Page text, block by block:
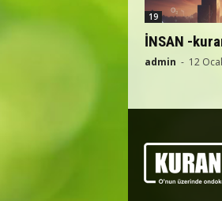
19
İNSAN -
admin - 12